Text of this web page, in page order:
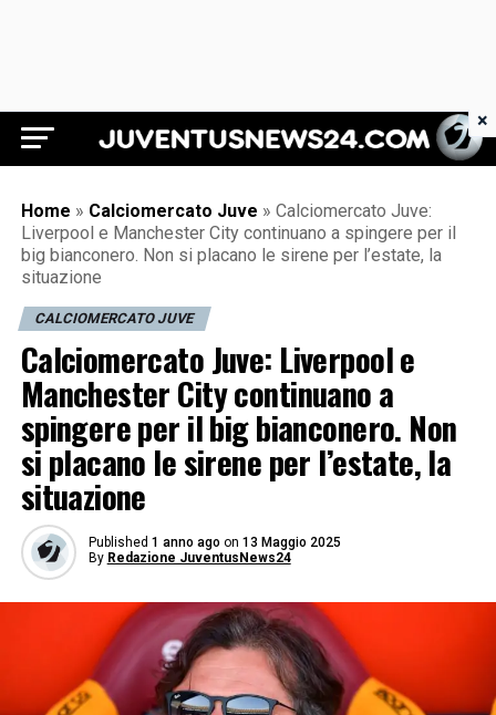
Juventus News 24
Home » Calciomercato Juve » Calciomercato Juve:
Liverpool e Manchester City continuano a spingere per il
big bianconero. Non si placano le sirene per l’estate, la
situazione
CALCIOMERCATO JUVE
Calciomercato Juve: Liverpool e
Manchester City continuano a
spingere per il big bianconero. Non
si placano le sirene per l’estate, la
situazione
Published 1 anno ago on 13 Maggio 2025
By Redazione JuventusNews24
×